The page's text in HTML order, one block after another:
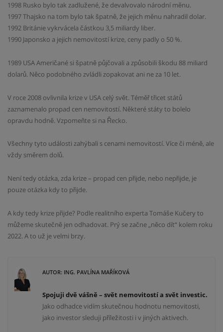
1998 Rusko bylo tak zadlužené, že devalvovalo národní měnu.
1997 Thajsko na tom bylo tak špatně, že jejich měnu nahradil dolar.
1992 Británie vykrvácela částkou 3,5 miliardy liber.
1990 Japonsko a jejich nemovitostí krize, ceny padly o 50 %.
1989 USA Američané si špatně půjčovali a způsobili škodu 88 miliard
dolarů. Něco podobného zvládli zopakovat ani ne za 10 let.
V roce 2008 ovlivnila krize v USA celý svět. Téměř třicet států
zaznamenalo propad cen nemovitostí. Některé státy to bolelo
opravdu hodně. Vzpomeňte si na Řecko.
Všechny tyto události zahýbali s cenami nemovitostí. Více či méně, ale
vždy směrem dolů.
Není tedy otázka, zda krize – propad cen přijde, nebo nepřijde, je
pouze otázka kdy to přijde.
A kdy tedy krize přijde? Podle realitního experta Tomáše Kučery to
můžeme skutečně jen odhadovat. Prý se začne „něco dít“ kolem roku
2022. A to už je velmi brzy.
AUTOR: ING. PAVLÍNA MAŘÍKOVÁ
Spojuji dvě vášně – svět nemovitostí a svět investic.
Jako odhadce vidím skutečnou hodnotu nemovitosti,
jako investor sleduji příležitosti i v jiných aktivech.